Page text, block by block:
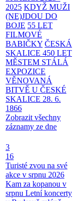
2025 KDYŽ MUŽI
(NE)JDOU DO
BOJE 55 LET
FILMOVÉ
BABIČKY ČESKÁ
SKALICE 450 LET
MĚSTEM STÁLÁ
EXPOZICE
VĚNOVANÁ
BITVĚ U ČESKÉ
SKALICE 28. 6.
1866
Zobrazit všechny
záznamy ze dne
3
16
Turisté zvou na své
akce v srpnu 2026
Kam za kopanou v
srpnu Letní koncerty